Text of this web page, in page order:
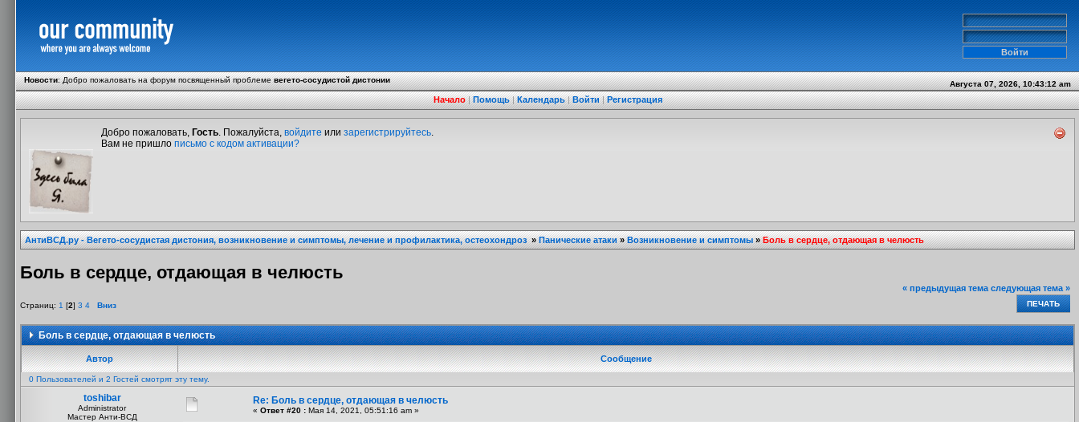
Новости:Добро пожаловать на форум посвященный проблемевегето-сосудистой дистонии Августа 07, 2026, 10:43:12 am
Начало|Помощь|Календарь|Войти|Регистрация
Добро пожаловать, Гость. Пожалуйста, войдите или зарегистрируйтесь.
Вам не пришло письмо с кодом активации?
АнтиВСД.ру - Вегето-сосудистая дистония, возникновение и симптомы, лечение и профилактика, остеохондроз»Панические атаки»Возникновение и симптомы»Боль в сердце, отдающая в челюсть
Боль в сердце, отдающая в челюсть
Страниц: 1 [2] 3 4 Вниз
« предыдущая тема следующая тема »
ПЕЧАТЬ
Боль в сердце, отдающая в челюсть
Автор Сообщение
0 Пользователей и 2 Гостей смотрят эту тему.
toshibar
Administrator
Мастер Анти-ВСД
Re: Боль в сердце, отдающая в челюсть
« Ответ #20 : Мая 14, 2021, 05:51:16 am »